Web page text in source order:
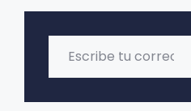
Escribe tu correo electrónico…